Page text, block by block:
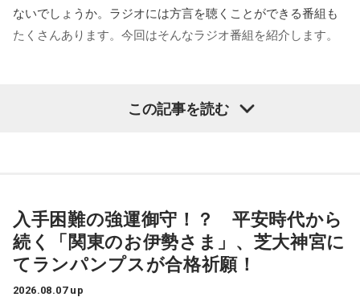
ないでしょうか。ラジオには方言を聴くことができる番組も
たくさんあります。今回はそんなラジオ番組を紹介します。
るーん」、さらに、弘前市出身の猪股南アナウンサーに夜の
生ワイド番組です。
「ホイドーズ」は、篠笛・祭太鼓のリズム・三味線風ギター
この記事を読む
入手困難の強運御守！？ 平安時代から
続く「関東のお伊勢さま」、芝大神宮に
てランパンプスが合格祈願！
2026.08.07 up